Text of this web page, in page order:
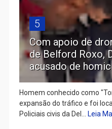
5
Com apoio de
de Belford Roxo,
acusado de
Homem conhecido como
expansão do tráfico e foi
Policiais civis da Del... Leia